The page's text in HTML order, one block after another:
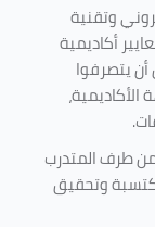
وتقنية
أكاديمية
يتصرفوا
طرف المتدرب
وتحقيق